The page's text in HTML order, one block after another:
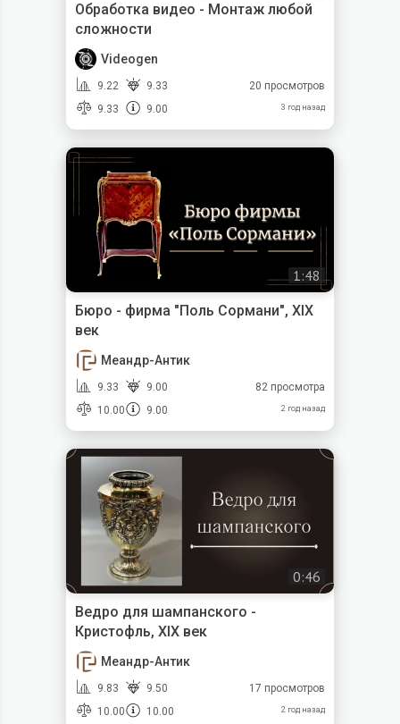
Обработка видео - Монтаж любой
сложности
Videogen
9.22
9.33
9.33
9.00
20 просмотров
3 год назад
1:48
Бюро - фирма "Поль Сормани", XIX
век
Меандр-Антик
9.33
9.00
10.00
9.00
82 просмотра
2 год назад
0:46
Ведро для шампанского -
Кристофль, XIX век
Меандр-Антик
9.83
9.50
10.00
10.00
17 просмотров
2 год назад